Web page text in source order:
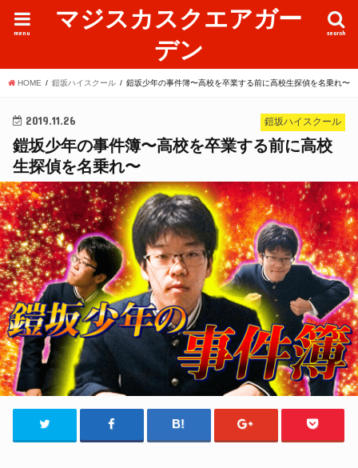
マジスカスクエアガー
デン
search
menu
HOME 鎧坂ハイスクール 鎧坂少年の事件簿〜高校を卒業する前に高校生探偵を名乗れ〜
鎧坂ハイスクール
2019.11.26
鎧坂少年の事件簿〜高校を卒業する前に高校
生探偵を名乗れ〜